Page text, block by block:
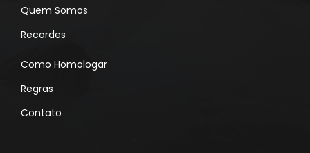
Quem Somos
Recordes
Como Homologar
Regras
Contato